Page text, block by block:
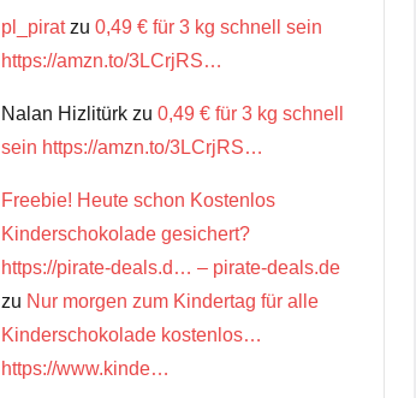
pl_piratzu 0,49 € für 3 kg schnell sein
https://amzn.to/3LCrjRS…
Nalan Hizlitürk zu 0,49 € für 3 kg schnell
sein https://amzn.to/3LCrjRS…
Freebie! Heute schon Kostenlos
Kinderschokolade gesichert?
https://pirate-deals.d… – pirate-deals.de
zu Nur morgen zum Kindertag für alle
Kinderschokolade kostenlos…
https://www.kinde…